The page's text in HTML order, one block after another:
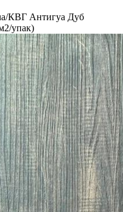
КВГ Антигуа Дуб
упак)